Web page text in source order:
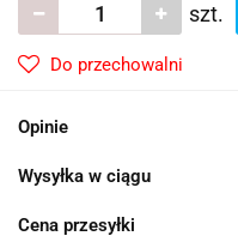
szt.
Do przechowalni
Opinie
Wysyłka w ciągu
Cena przesyłki